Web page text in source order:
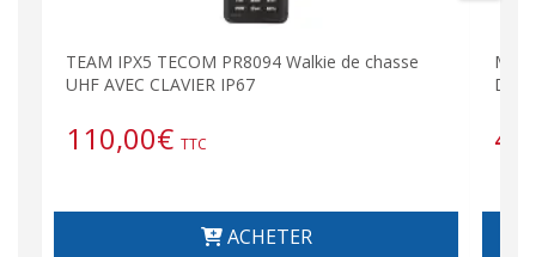
TEAM IPX5 TECOM PR8094 Walkie de chasse
UHF AVEC CLAVIER IP67
110,00€ TTC
ACHETER